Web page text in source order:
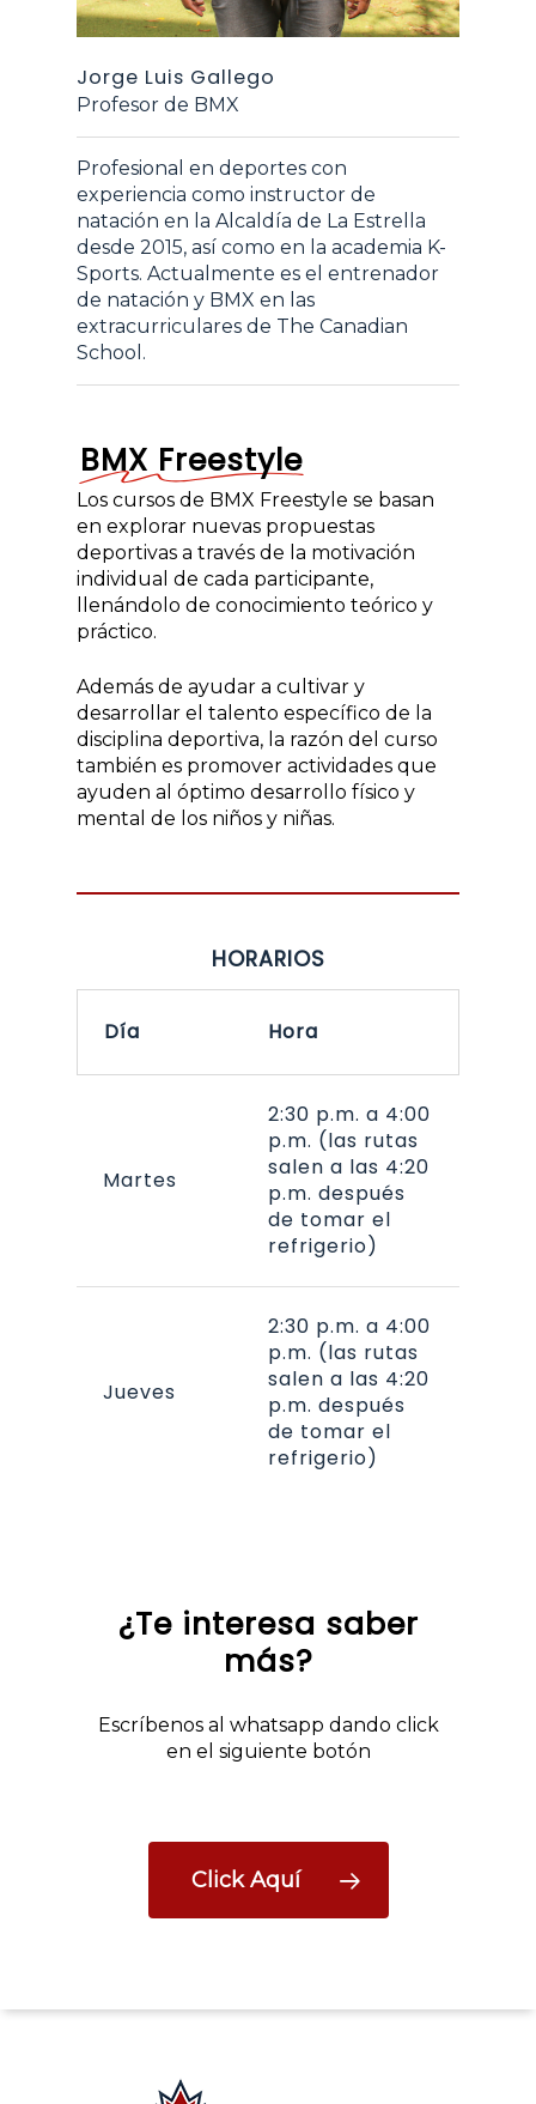
Jorge Luis Gallego
Profesor de BMX
Profesional en deportes con
experiencia como instructor de
natación en la Alcaldía de La Estrella
desde 2015, así como en la academia K-
Sports. Actualmente es el entrenador
de natación y BMX en las
extracurriculares de The Canadian
School.
BMX Freestyle
Los cursos de BMX Freestyle se basan
en explorar nuevas propuestas
deportivas a través de la motivación
individual de cada participante,
llenándolo de conocimiento teórico y
práctico.
Además de ayudar a cultivar y
desarrollar el talento específico de la
disciplina deportiva, la razón del curso
también es promover actividades que
ayuden al óptimo desarrollo físico y
mental de los niños y niñas.
HORARIOS
Día Hora
Martes
2:30 p.m. a 4:00
p.m. (las rutas
salen a las 4:20
p.m. después
de tomar el
refrigerio)
Jueves
2:30 p.m. a 4:00
p.m. (las rutas
salen a las 4:20
p.m. después
de tomar el
refrigerio)
¿Te interesa saber
más?
Escríbenos al whatsapp dando click
en el siguiente botón
Click Aquí